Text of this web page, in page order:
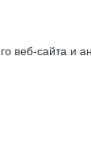
сайта и